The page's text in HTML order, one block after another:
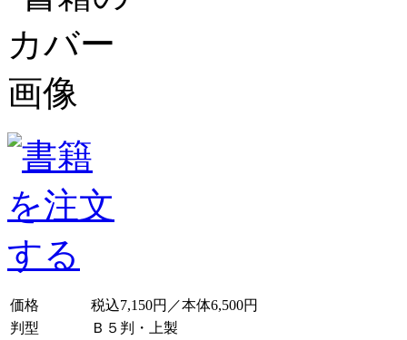
価格
税込7,150円／本体6,500円
判型
Ｂ５判・上製